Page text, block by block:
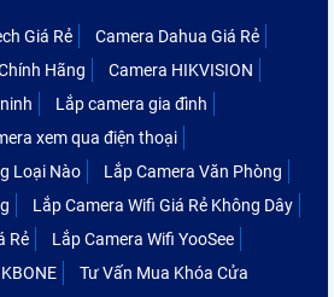
Giá Rẻ
Camera Dahua Giá Rẻ
Hãng
Camera HIKVISION
Lắp camera gia đình
xem qua điện thoại
Loại Nào
Lắp Camera Văn Phòng
Lắp Camera Wifi Giá Rẻ Không Dây
Rẻ
Lắp Camera Wifi YooSee
Tư Vấn Mua Khóa Cửa